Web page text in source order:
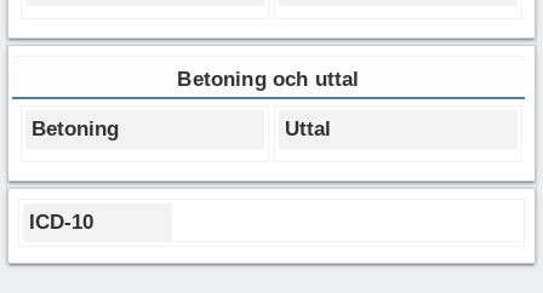
Betoning och uttal
Betoning Uttal
ICD-10